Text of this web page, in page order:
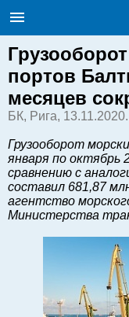
Балтийский курс.
аналитика
English
Очерки по
Латвии
Хорошо для дела
Аналитика
Инвестиции
Транспорт
Недвижимость
Финансы
портов
месяцев
БК, Рига, 13.11.2020.
Грузооборот
января по октябрь
сравнению с
составил 681,87
агентство
Министерства